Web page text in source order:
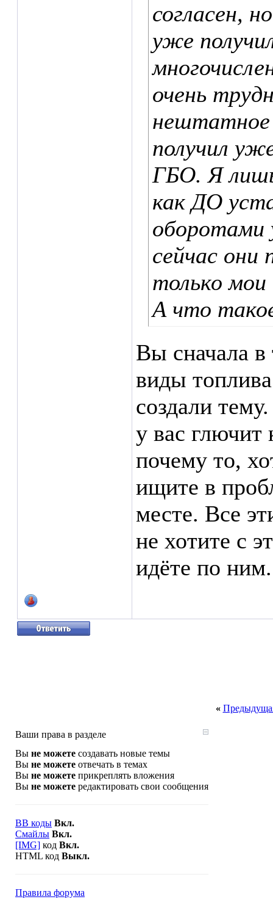
согласен,
уже
очень
нештатное
получил
ГБО. Я
как ДО
оборотами
сейчас
только
А что
Вы сначала в
виды
создали
у вас глючит
почему то,
ищите в
месте. Все
не хотите с
идёте по ним.
«
Ваши права в разделе
Вы не можете создавать новые темы
Вы не можете отвечать в темах
Вы не можете прикреплять вложения
Вы не можете редактировать свои сообщения
BB коды Вкл.
Смайлы Вкл.
[IMG] код Вкл.
HTML код Выкл.
Правила форума